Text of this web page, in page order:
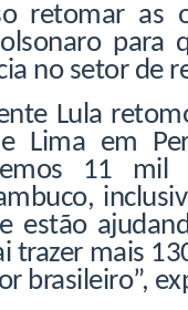
retomar as
no setor de
Lula
Lima em
11 mil
estão
trazer mais
brasileiro”,